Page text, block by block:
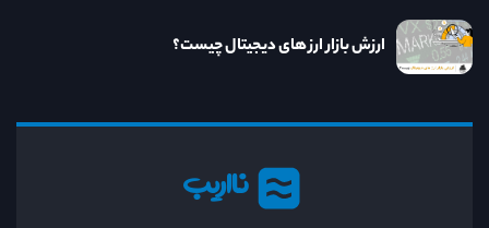
نااریب
ارزش بازار ارز های دیجیتال چیست؟